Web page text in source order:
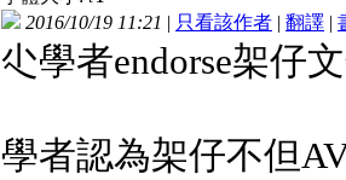
2016/10/19 11:21 | 只看該作者 | 翻譯 |
尐學者endorse架仔
學者認為架仔不但